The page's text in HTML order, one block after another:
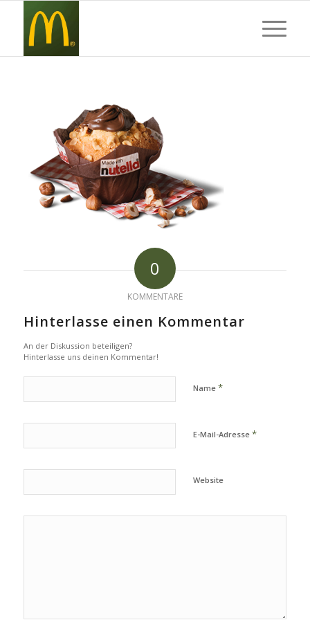
0
KOMMENTARE
Hinterlasse einen Kommentar
An der Diskussion beteiligen?
Hinterlasse uns deinen Kommentar!
Name *
E-Mail-Adresse *
Website